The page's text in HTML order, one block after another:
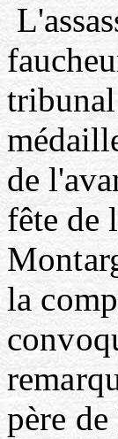
de
fête de
la
père